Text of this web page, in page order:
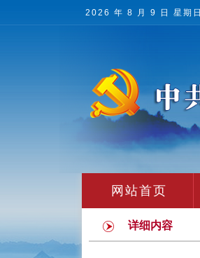
2026 年 8 月 9 日 星期日
网站首页
详细内容